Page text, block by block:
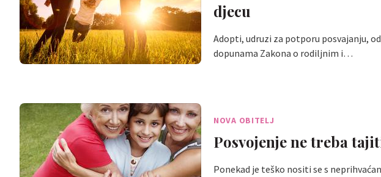
djecu
Adopti, udruzi za potporu posvajanju,
dopunama Zakona o rodiljnim i…
NOVA OBITELJ
Posvojenje ne treba
Ponekad je teško nositi se s